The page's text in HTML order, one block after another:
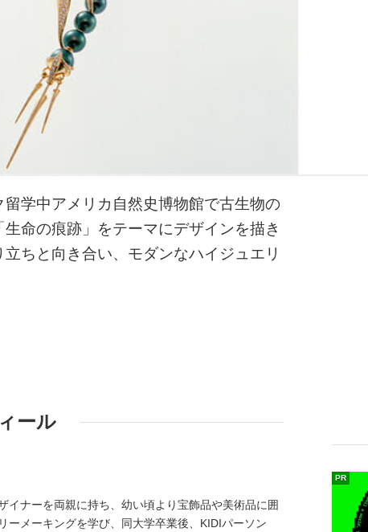
学中アメリカ自然史博物館で古生物の
命の痕跡」をテーマにデザインを描き
ちと向き合い、モダンなハイジュエリ
ール
イナーを両親に持ち、幼い頃より宝飾品や美術品に囲
ーメーキングを学び、同大学卒業後、KIDIパーソン
PR